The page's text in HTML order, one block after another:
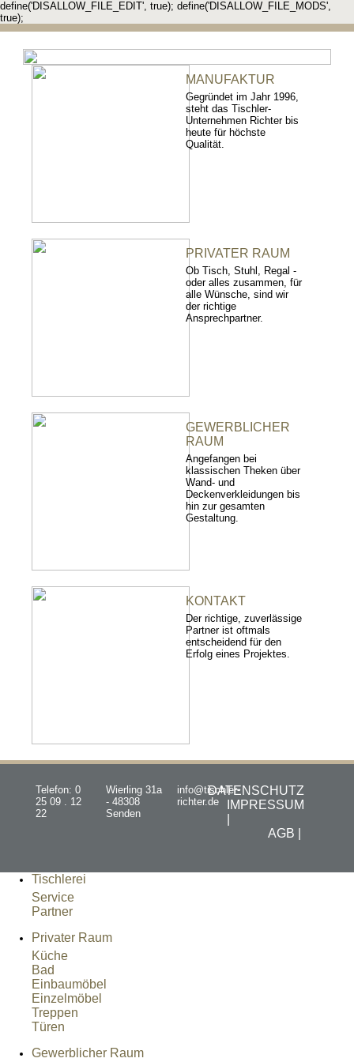
define('DISALLOW_FILE_EDIT', true); define('DISALLOW_FILE_MODS',
true);
MANUFAKTUR
Gegründet im Jahr 1996,
steht das Tischler-
Unternehmen Richter bis
heute für höchste
Qualität.
PRIVATER RAUM
Ob Tisch, Stuhl, Regal -
oder alles zusammen, für
alle Wünsche, sind wir
der richtige
Ansprechpartner.
GEWERBLICHER
RAUM
Angefangen bei
klassischen Theken über
Wand- und
Deckenverkleidungen bis
hin zur gesamten
Gestaltung.
KONTAKT
Der richtige, zuverlässige
Partner ist oftmals
entscheidend für den
Erfolg eines Projektes.
Telefon: 0
25 09 . 12
22
Wierling 31a
- 48308
Senden
info@tischler-
richter.de
DATENSCHUTZ
IMPRESSUM
AGB |
Tischlerei
Service
Partner
Privater Raum
Küche
Bad
Einbaumöbel
Einzelmöbel
Treppen
Türen
Gewerblicher Raum